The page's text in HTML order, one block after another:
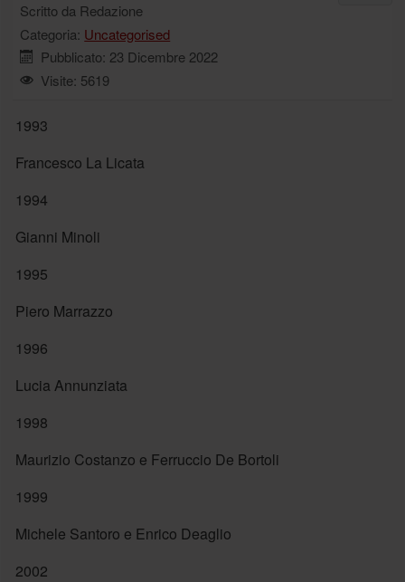
Scritto da Redazione
Categoria: Uncategorised
Pubblicato: 23 Dicembre 2022
Visite: 5619
1993
Francesco La Licata
1994
Gianni Minoli
1995
Piero Marrazzo
1996
Lucia Annunziata
1998
Maurizio Costanzo e Ferruccio De Bortoli
1999
Michele Santoro e Enrico Deaglio
2002